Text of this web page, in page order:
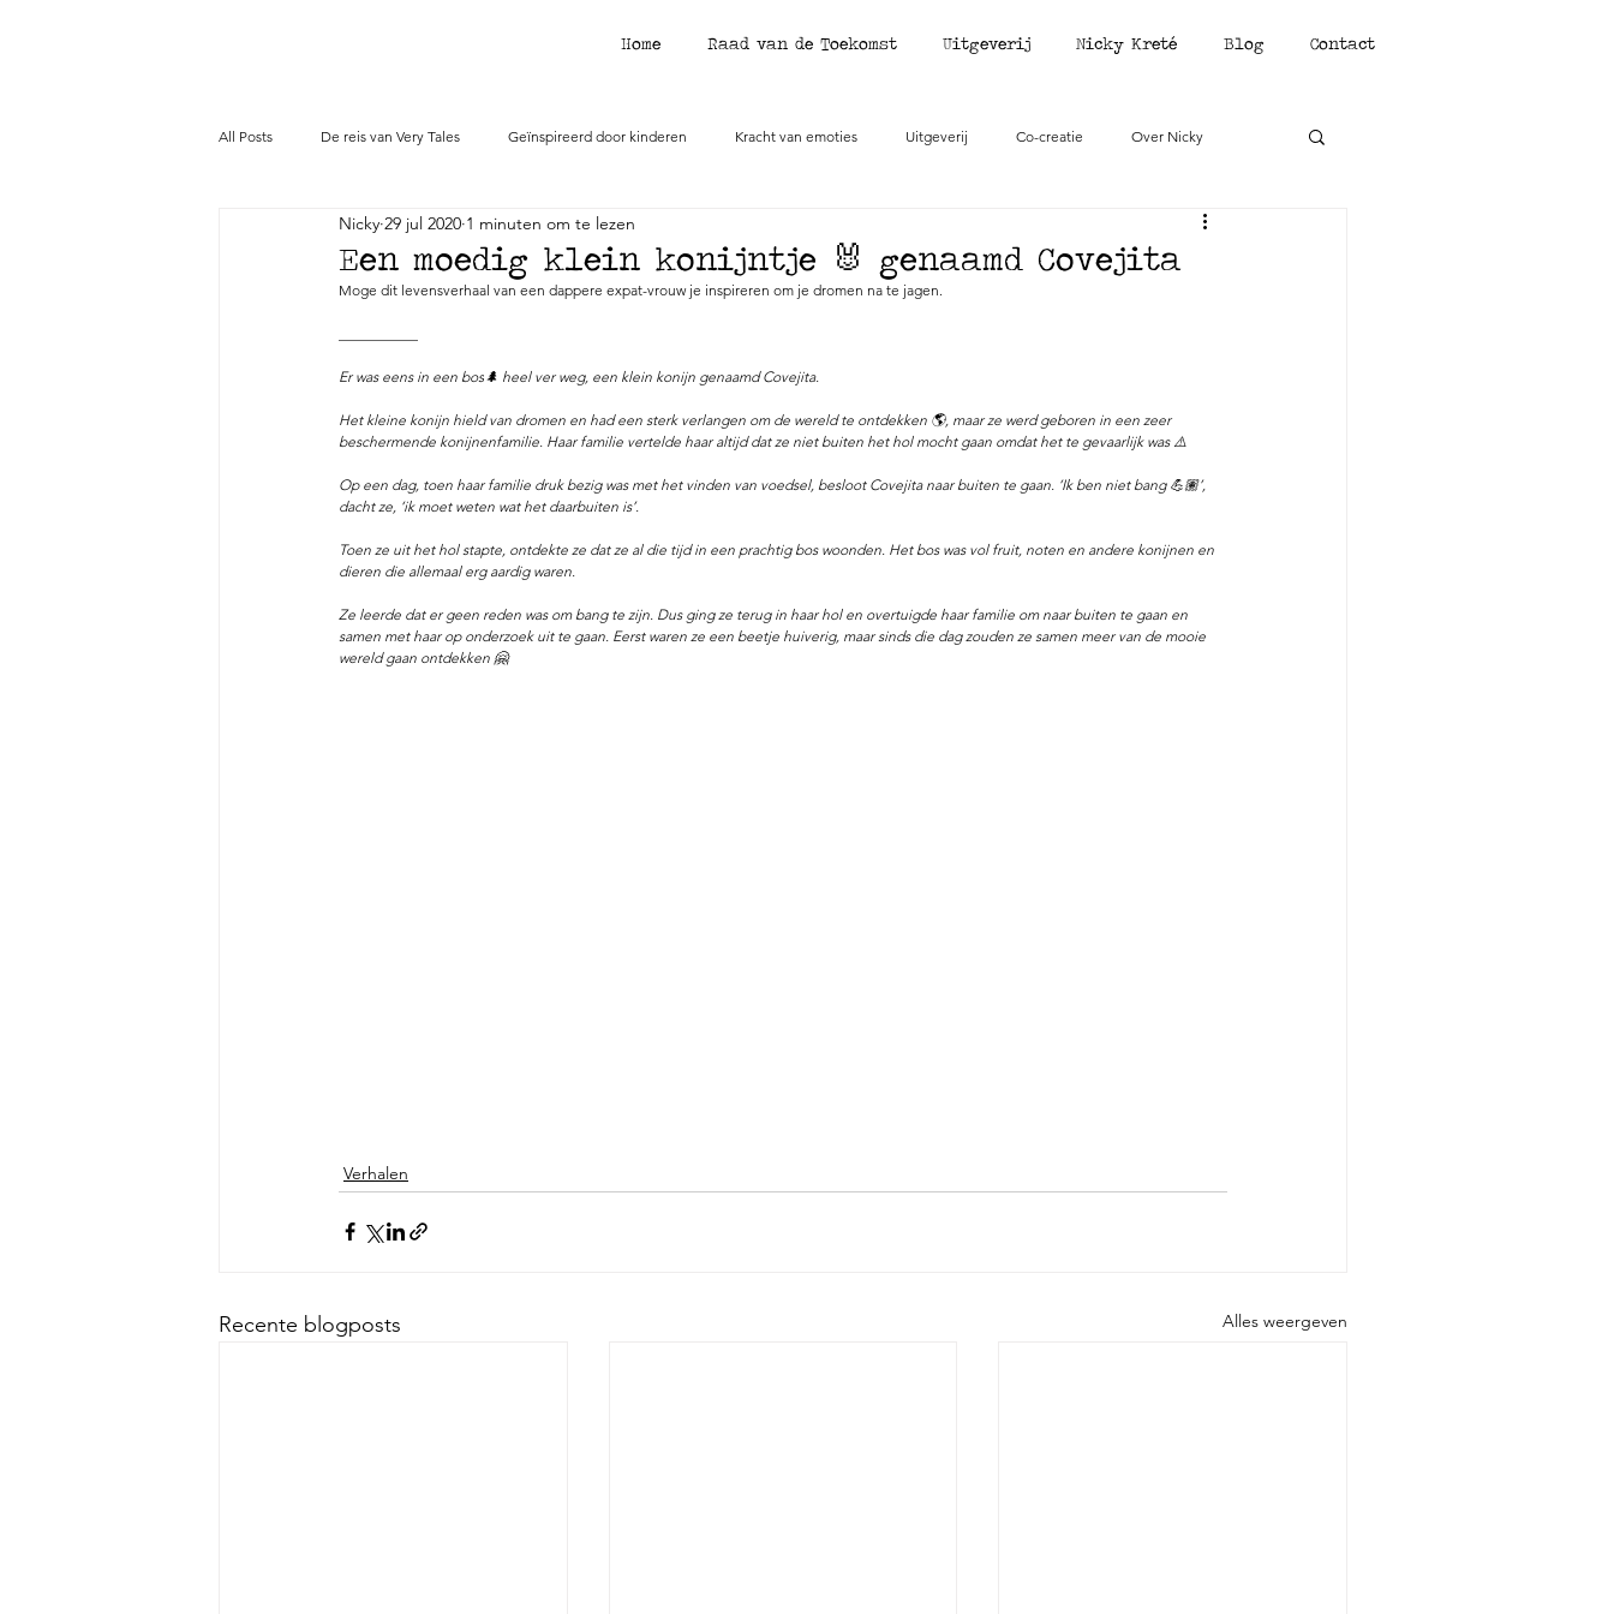
Home Raad van de Toekomst Uitgeverij Nicky Kreté Blog Contact
All Posts De reis van Very Tales Geïnspireerd door kinderen Kracht van emoties Uitgeverij Co-creatie Over Nicky
Pers
Een moedig klein konijntje 🐰 genaamd Covejita
Nicky 29 jul 2020 1 minuten om te lezen
Moge dit levensverhaal van een dappere expat-vrouw je inspireren om je dromen na te jagen.
Er was eens in een bos🌲 heel ver weg, een klein konijn genaamd Covejita.
Het kleine konijn hield van dromen en had een sterk verlangen om de wereld te ontdekken 🌎, maar ze werd geboren in een zeer
beschermende konijnenfamilie. Haar familie vertelde haar altijd dat ze niet buiten het hol mocht gaan omdat het te gevaarlijk was ⚠️
Op een dag, toen haar familie druk bezig was met het vinden van voedsel, besloot Covejita naar buiten te gaan. ‘Ik ben niet bang 💪🏽’,
dacht ze, ‘ik moet weten wat het daarbuiten is’.
Toen ze uit het hol stapte, ontdekte ze dat ze al die tijd in een prachtig bos woonden. Het bos was vol fruit, noten en andere konijnen en
dieren die allemaal erg aardig waren.
Ze leerde dat er geen reden was om bang te zijn. Dus ging ze terug in haar hol en overtuigde haar familie om naar buiten te gaan en
samen met haar op onderzoek uit te gaan. Eerst waren ze een beetje huiverig, maar sinds die dag zouden ze samen meer van de mooie
wereld gaan ontdekken 🤗
Verhalen
Recente blogposts Alles weergeven